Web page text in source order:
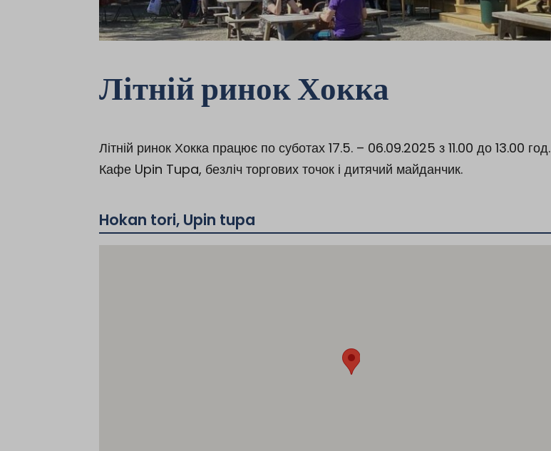
Літній ринок Хокка
Літній ринок Хокка працює по суботах 17.5. – 06.09.2025 з 11.00 до 13.00 год.
Кафе Upin Tupa, безліч торгових точок і дитячий майданчик.
Hokan tori, Upin tupa